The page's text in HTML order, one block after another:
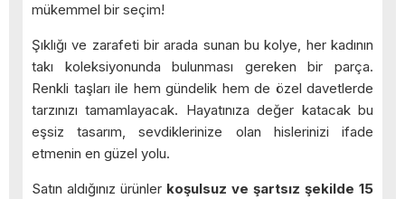
mükemmel bir seçim!
Şıklığı ve zarafeti bir arada sunan bu kolye, her kadının
takı koleksiyonunda bulunması gereken bir parça.
Renkli taşları ile hem gündelik hem de özel davetlerde
tarzınızı tamamlayacak. Hayatınıza değer katacak bu
eşsiz tasarım, sevdiklerinize olan hislerinizi ifade
etmenin en güzel yolu.
Satın aldığınız ürünler koşulsuz ve şartsız şekilde 15